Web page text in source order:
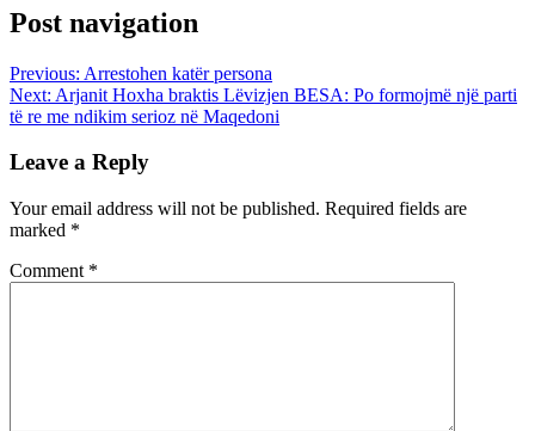
Post navigation
Previous: Arrestohen katër persona
Next: Arjanit Hoxha braktis Lëvizjen BESA: Po formojmë një parti
të re me ndikim serioz në Maqedoni
Leave a Reply
Your email address will not be published. Required fields are
marked *
Comment *